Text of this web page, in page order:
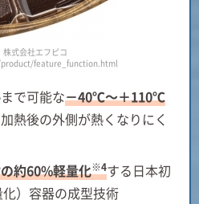
株式会社エフピコ
feature_function.html
で可能な－40℃～＋110℃
熱後の外側が熱くなりにく
約60%軽量化※4する日本初
）容器の成型技術